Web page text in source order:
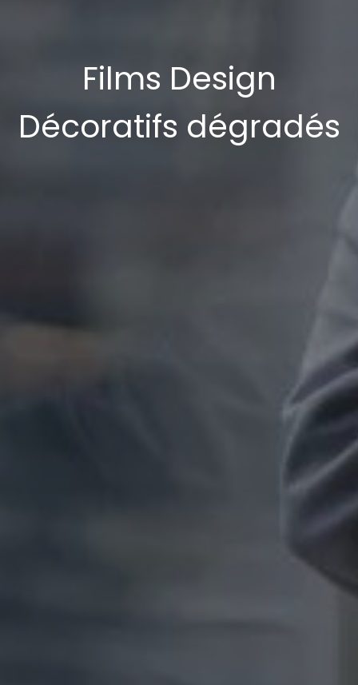
Films Design
Décoratifs dégradés